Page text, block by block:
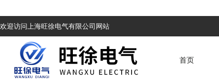
欢迎访问上海旺徐电气有限公司网站
首页